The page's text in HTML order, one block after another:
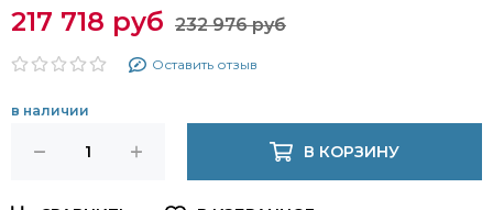
217 718 руб 232 976 руб
Оставить отзыв
в наличии
В КОРЗИНУ